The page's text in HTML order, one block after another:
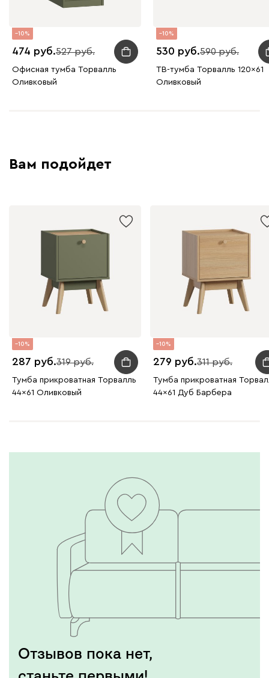
10
474 527
Офисная тумба Торвалль
Оливковый
10
530 590
ТВ-тумба Торвалль 120x61
Оливковый
Вам подойдет
10
287 319
Тумба прикроватная Торвалль
44x61 Оливковый
10
279 311
Тумба прикроватная
44x61 Дуб Барбера
Отзывов пока нет,